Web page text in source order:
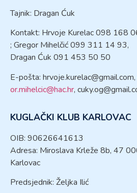
Tajnik: Dragan Ćuk
Kontakt: Hrvoje Kurelac 098 168
; Gregor Mihelčić 099 311 14 93,
Dragan Ćuk 091 453 50 50
E-pošta: hrvoje.kurelac@gmail.com,
or.mihelcic@hac.hr,
KUGLAČKI KLUB KARLOVAC
OIB: 90626641613
Adresa: Miroslava Krleže 8b, 47
Karlovac
Predsjednik: Željka Ilić